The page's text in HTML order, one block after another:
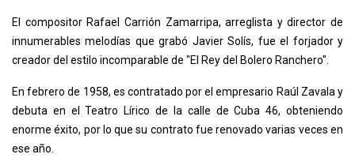
El compositor Rafael Carrión Zamarripa, arreglista y director de
innumerables melodías que grabó Javier Solís, fue el forjador y
creador del estilo incomparable de "El Rey del Bolero Ranchero".
En febrero de 1958, es contratado por el empresario Raúl Zavala y
debuta en el Teatro Lírico de la calle de Cuba 46, obteniendo
enorme éxito, por lo que su contrato fue renovado varias veces en
ese año.